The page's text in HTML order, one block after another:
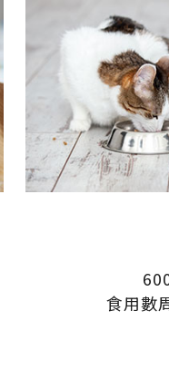
食用數